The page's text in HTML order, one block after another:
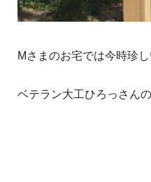
Mさまのお宅では今時珍し
ベテラン大工ひろっさん